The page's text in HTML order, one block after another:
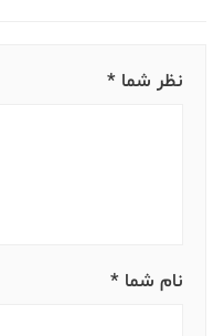
نظر شما *
نام شما *